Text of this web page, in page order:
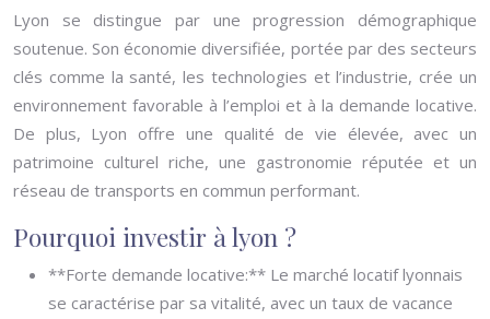
Lyon se distingue par une progression démographique
soutenue. Son économie diversifiée, portée par des secteurs
clés comme la santé, les technologies et l’industrie, crée un
environnement favorable à l’emploi et à la demande locative.
De plus, Lyon offre une qualité de vie élevée, avec un
patrimoine culturel riche, une gastronomie réputée et un
réseau de transports en commun performant.
Pourquoi investir à lyon ?
**Forte demande locative:** Le marché locatif lyonnais
se caractérise par sa vitalité, avec un taux de vacance